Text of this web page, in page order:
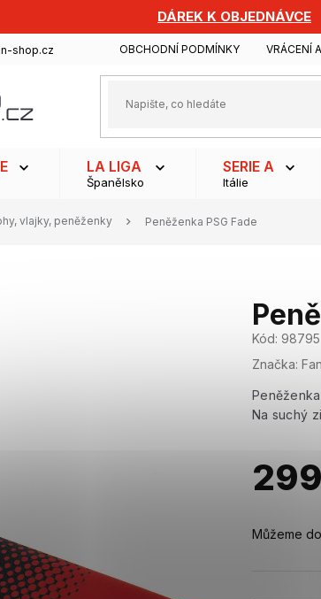
DÁREK K OBJEDNÁVCE
shop.cz OBCHODNÍ PODMÍNKY VRÁCENÍ
LA LIGA
Španělsko
SERIE A
Itálie
vlajky, peněženky Peněženka PSG Fade
Kód: 98795
Značka:
Na suchý
cena:
Můžeme